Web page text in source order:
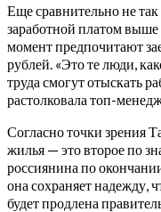
Еще сравнительно не
заработной платом
момент предпочитают
рублей. «Это те люди,
труда смогут отыскать
растолковала топ-
Согласно точки зрения
жилья — это второе по
россиянина по
она сохраняет надежду,
будет продлена